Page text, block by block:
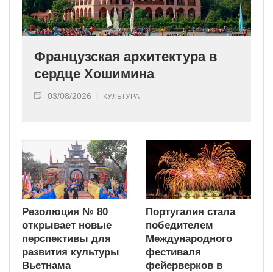
Французская архитектура в
сердце Хошимина
03/08/2026 КУЛЬТУРА
Резолюция № 80
открывает новые
перспективы для
развития культуры
Вьетнама
Португалия стала
победителем
Международного
фестиваля
фейерверков в